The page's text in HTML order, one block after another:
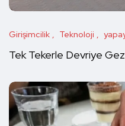
Girişimcilik Teknoloji
Tek Tekerle Devriye